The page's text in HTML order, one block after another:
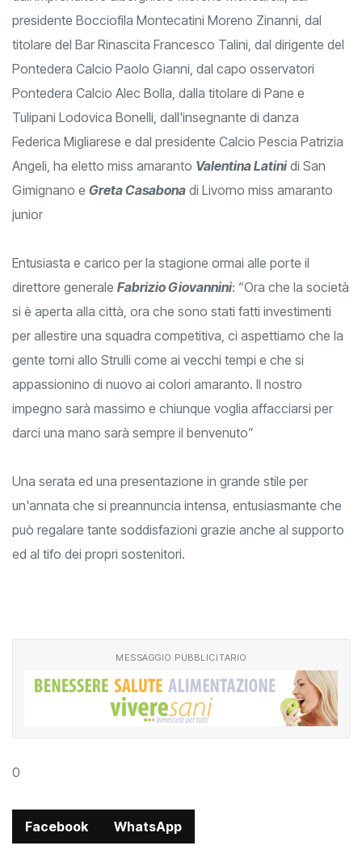
presidente Bocciofila Montecatini Moreno Zinanni, dal
titolare del Bar Rinascita Francesco Talini, dal dirigente del
Pontedera Calcio Paolo Gianni, dal capo osservatori
Pontedera Calcio Alec Bolla, dalla titolare di Pane e
Tulipani Lodovica Bonelli, dall'insegnante di danza
Federica Migliarese e dal presidente Calcio Pescia Patrizia
Angeli, ha eletto miss amaranto Valentina Latinidi San
Gimignano e Greta Casabona di Livorno miss amaranto
junior
Entusiasta e carico per la stagione ormai alle porte il
direttore generale Fabrizio Giovannini: “Ora che la società
si è aperta alla città, ora che sono stati fatti investimenti
per allestire una squadra competitiva, ci aspettiamo che la
gente torni allo Strulli come ai vecchi tempi e che si
appassionino di nuovo ai colori amaranto. Il nostro
impegno sarà massimo e chiunque voglia affacciarsi per
darci una mano sarà sempre il benvenuto”
Una serata ed una presentazione in grande stile per
un'annata che si preannuncia intensa, entusiasmante che
può regalare tante soddisfazioni grazie anche al supporto
ed al tifo dei propri sostenitori.
MESSAGGIO PUBBLICITARIO
0
Facebook WhatsApp